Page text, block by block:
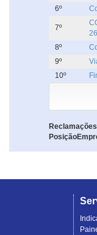
6º
7º
8º
9º
10º
Posição